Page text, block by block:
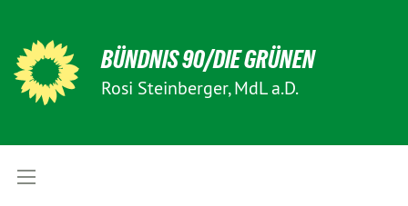
BÜNDNIS 90/DIE GRÜNEN
Rosi Steinberger, MdL a.D.